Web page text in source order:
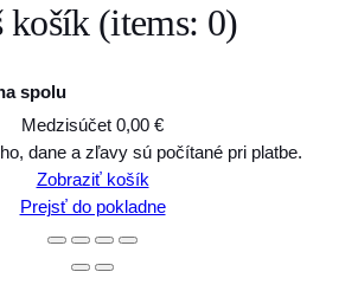
košík (items: 0)
spolu
Medzisúčet 0,00 €
dane a zľavy sú počítané pri platbe.
Zobraziť košík
Prejsť do pokladne